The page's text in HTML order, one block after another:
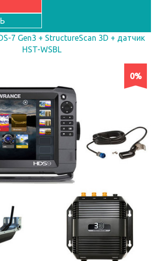
7 Gen3 + StructureScan 3D + датчик
HST-WSBL
0%